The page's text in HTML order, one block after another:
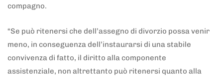
compagno.
“Se può ritenersi che dell’assegno di divorzio possa venir
meno, in conseguenza dell’instaurarsi di una stabile
convivenza di fatto, il diritto alla componente
assistenziale, non altrettanto può ritenersi quanto alla